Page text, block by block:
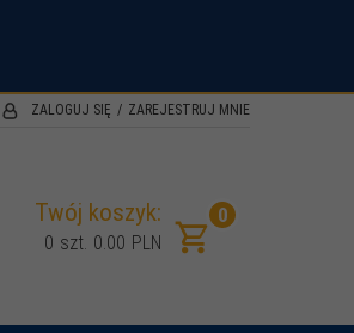
ZALOGUJ SIĘ ZAREJESTRUJ MNIE
Twój koszyk: 0
0 szt. 0.00 PLN